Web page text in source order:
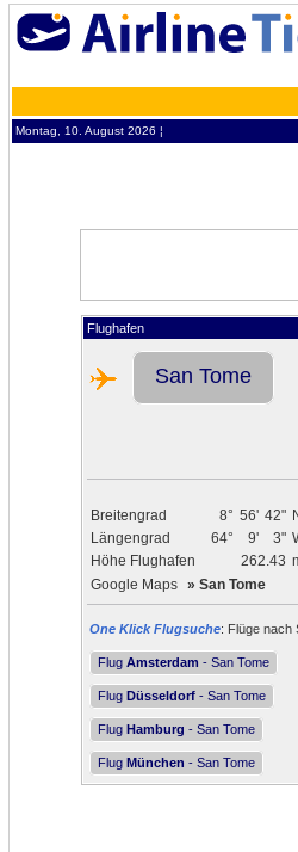
Montag, 10. August 2026 ¦
Flughafen
San Tome
Breitengrad 8° 56' 42"
Längengrad
64° 9' 3"
Höhe Flughafen
262.43
Google Maps » San Tome
One Klick Flugsuche: Flüge nach
Flug Amsterdam - San Tome
Flug Düsseldorf - San Tome
Flug Hamburg - San Tome
Flug München - San Tome